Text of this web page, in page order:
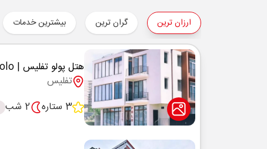
ارزان ترین گران ترین بیشترین خدمات
هتل پولو تفلیس | hotel polo
تفلیس
3 ستاره
2 شب